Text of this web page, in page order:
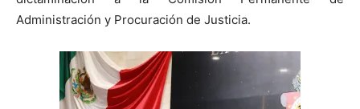
Administración y Procuración de Justicia.